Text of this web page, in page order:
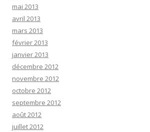
mai 2013
avril 2013
mars 2013
février 2013
janvier 2013
décembre 2012
novembre 2012
octobre 2012
septembre 2012
août 2012
juillet 2012